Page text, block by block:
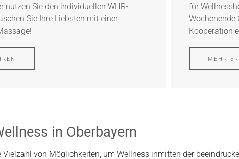
nutzen Sie den individuellen WHR-
Sie Ihre Liebsten mit einer
für
Wochenende
Kooperation
MEHR
in Oberbayern
Vielzahl von Möglichkeiten, um Wellness inmitten der